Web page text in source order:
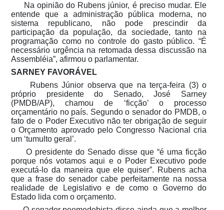
Na opinião do Rubens júnior, é preciso mudar. Ele
entende que a administração pública moderna, no
sistema republicano, não pode prescindir da
participação da população, da sociedade, tanto na
programação como no controle do gasto público. “É
necessário urgência na retomada dessa discussão na
Assembléia”, afirmou o parlamentar.
SARNEY FAVORÁVEL
Rubens Júnior observa que na terça-feira (3) o
próprio presidente do Senado, José Sarney
(PMDB/AP), chamou de ‘ficção’ o processo
orçamentário no país. Segundo o senador do PMDB, o
fato de o Poder Executivo não ter obrigação de seguir
o Orçamento aprovado pelo Congresso Nacional cria
um ‘tumulto geral’.
O presidente do Senado disse que “é uma ficção
porque nós votamos aqui e o Poder Executivo pode
executá-lo da maneira que ele quiser”. Rubens acha
que a frase do senador cabe perfeitamente na nossa
realidade de Legislativo e de como o Governo do
Estado lida com o orçamento.